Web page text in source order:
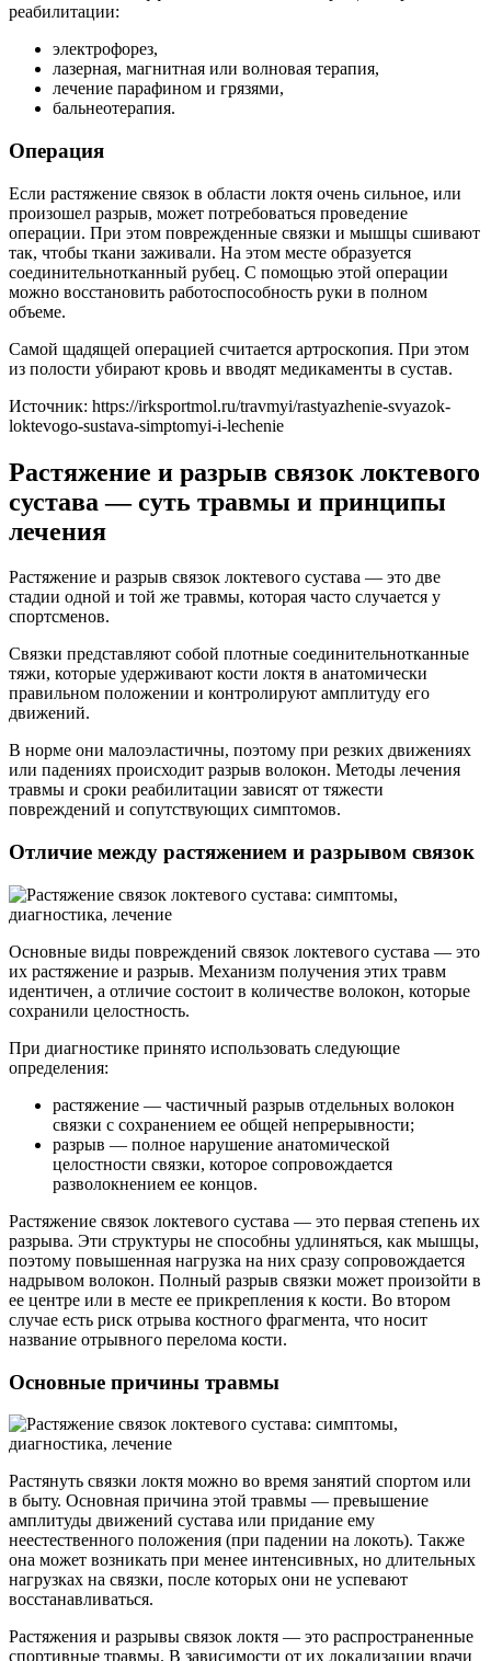
реабилитации:
электрофорез,
лазерная, магнитная или волновая терапия,
лечение парафином и грязями,
бальнеотерапия.
Операция
Если растяжение связок в области локтя очень сильное, или
произошел разрыв, может потребоваться проведение
операции. При этом поврежденные связки и мышцы сшивают
так, чтобы ткани заживали. На этом месте образуется
соединительнотканный рубец. С помощью этой операции
можно восстановить работоспособность руки в полном
объеме.
Самой щадящей операцией считается артроскопия. При этом
из полости убирают кровь и вводят медикаменты в сустав.
Источник: https://irksportmol.ru/travmyi/rastyazhenie-svyazok-
loktevogo-sustava-simptomyi-i-lechenie
Растяжение и разрыв связок локтевого
сустава — суть травмы и принципы
лечения
Растяжение и разрыв связок локтевого сустава — это две
стадии одной и той же травмы, которая часто случается у
спортсменов.
Связки представляют собой плотные соединительнотканные
тяжи, которые удерживают кости локтя в анатомически
правильном положении и контролируют амплитуду его
движений.
В норме они малоэластичны, поэтому при резких движениях
или падениях происходит разрыв волокон. Методы лечения
травмы и сроки реабилитации зависят от тяжести
повреждений и сопутствующих симптомов.
Отличие между растяжением и разрывом связок
Основные виды повреждений связок локтевого сустава — это
их растяжение и разрыв. Механизм получения этих травм
идентичен, а отличие состоит в количестве волокон, которые
сохранили целостность.
При диагностике принято использовать следующие
определения:
растяжение — частичный разрыв отдельных волокон
связки с сохранением ее общей непрерывности;
разрыв — полное нарушение анатомической
целостности связки, которое сопровождается
разволокнением ее концов.
Растяжение связок локтевого сустава — это первая степень их
разрыва. Эти структуры не способны удлиняться, как мышцы,
поэтому повышенная нагрузка на них сразу сопровождается
надрывом волокон. Полный разрыв связки может произойти в
ее центре или в месте ее прикрепления к кости. Во втором
случае есть риск отрыва костного фрагмента, что носит
название отрывного перелома кости.
Основные причины травмы
Растянуть связки локтя можно во время занятий спортом или
в быту. Основная причина этой травмы — превышение
амплитуды движений сустава или придание ему
неестественного положения (при падении на локоть). Также
она может возникать при менее интенсивных, но длительных
нагрузках на связки, после которых они не успевают
восстанавливаться.
Растяжения и разрывы связок локтя — это распространенные
спортивные травмы. В зависимости от их локализации врачи